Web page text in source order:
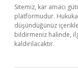
Sitemiz, kar amacı
platformudur.
düşündüğünüz
bildirmeniz halinde,
kaldırılacaktır.